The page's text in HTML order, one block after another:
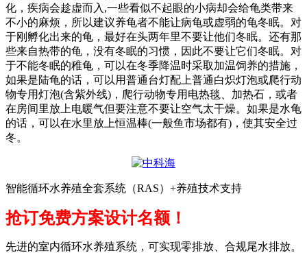
化，疾病会趁虚而入 ,一些看似不起眼的小病却会给龟类带来
不小的麻烦，所以建议养龟者不能让病龟或虚弱的龟冬眠。对
于刚孵化出来的龟，最好在头两年里不要让他们冬眠。还有那
些来自热带的龟，没有冬眠的习惯，因此不要让它们冬眠。对
于不能冬眠的稚龟，可以在冬季降温时采取加温饲养的措施，
如果是陆龟的话，可以用普通台灯配上普通白炽灯泡或爬行动
物专用灯泡(含紫外线) ，爬行动物专用电热毯、加热石，或者
在房间里放上电暖气但要注意不要让空气太干燥。如果是水龟
的话，可以在水里放上恒温棒(一般鱼市场都有) ，使其安全过
冬。
智能循环水养殖全套系统（RAS）+养殖技术支持
抢订免费方案设计名额！
先进的室内循环水养殖系统，可实现零排放、合规尾水排放。